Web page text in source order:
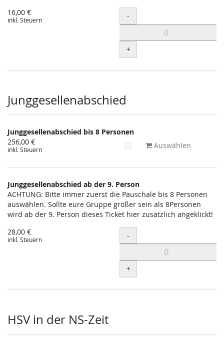
16,00 €
inkl. Steuern Menge
-
+
Junggesellenabschied
Junggesellenabschied bis 8 Personen
256,00 €
inkl. Steuern Auswählen
Junggesellenabschied ab der 9. Person
ACHTUNG: Bitte immer zuerst die Pauschale bis 8 Personen
auswählen. Sollte eure Gruppe größer sein als 8Personen
wird ab der 9. Person dieses Ticket hier zusätzlich angeklickt!
28,00 €
inkl. Steuern Menge
-
+
HSV in der NS-Zeit